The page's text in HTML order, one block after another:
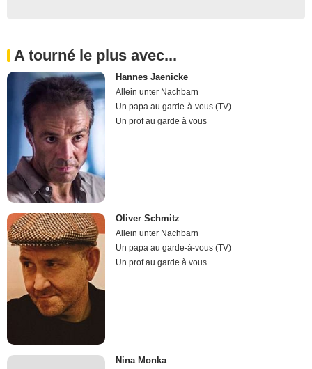
A tourné le plus avec...
Hannes Jaenicke
Allein unter Nachbarn
Un papa au garde-à-vous (TV)
Un prof au garde à vous
Oliver Schmitz
Allein unter Nachbarn
Un papa au garde-à-vous (TV)
Un prof au garde à vous
Nina Monka